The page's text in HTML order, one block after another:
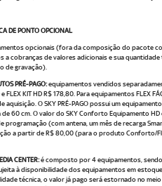
DE PONTO OPCIONAL
opcionais (fora da composição do pacote
a cobranças de valores adicionais e sua
de gravação).
PRÉ-PAGO:equipamentos vendidos
e FLEX KIT HD R$ 178,80. Para equipamentos FLEX
aquisição. O SKY PRÉ-PAGO possui um
de 60 cm. O valor do SKY Conforto Equipamento
programação (com antena, um mês de recarga
a partir de R$ 80,00 (para o produto Conforto/
CENTER:é composto por 4 equipamentos,
à disponibilidade dos equipamentos em
técnica, o valor já pago será estornado no